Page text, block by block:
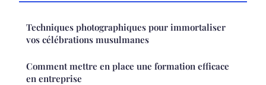
Techniques photographiques pour immortaliser
vos célébrations musulmanes
Comment mettre en place une formation efficace
en entreprise